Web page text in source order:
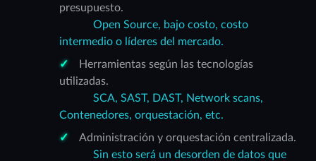
presupuesto.
Open Source, bajo costo, costo
intermedio o líderes del mercado.
Herramientas según las tecnologías
utilizadas.
SCA, SAST, DAST, Network scans,
Contenedores, orquestación, etc.
Administración y orquestación centralizada.
Sin esto será un desorden de datos que